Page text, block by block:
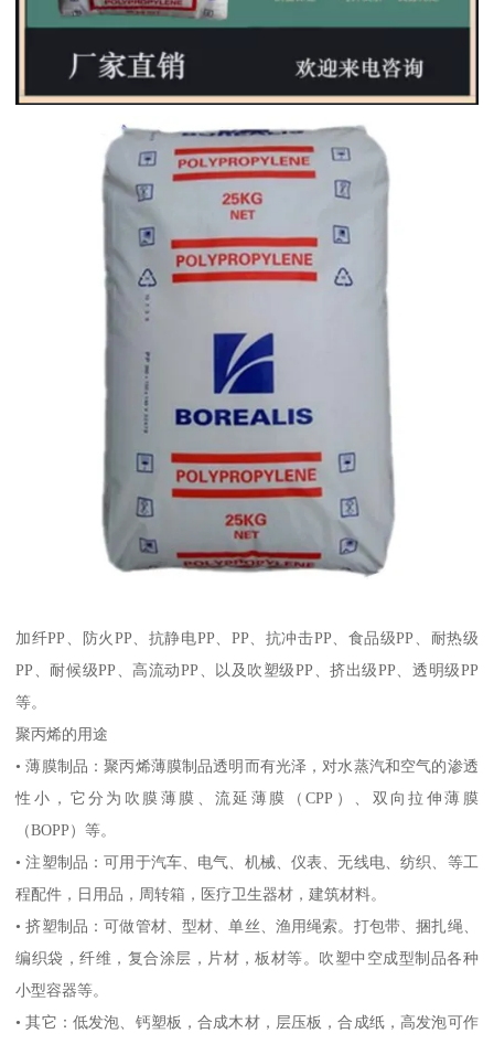
加纤PP 、防火 PP 、抗静电PP PP 、抗冲击PP 、食品级PP 、耐热级
PP 、耐候级PP 、高流动PP 、以及吹塑级PP 、挤出级PP 、透明级PP
等。
聚丙烯的用途
•薄膜制品：聚丙烯薄膜制品透明而有光泽，对水蒸汽和空气的渗透
性小，它分为吹膜薄膜、流延薄膜（CPP ）、双向拉伸薄膜
（BOPP ）等。
•注塑制品：可用于汽车、电气、机械、仪表、无线电、纺织、等工
程配件，日用品，周转箱，医疗卫生器材，建筑材料。
•挤塑制品：可做管材、型材、单丝、渔用绳索。打包带、捆扎绳、
编织袋，纤维，复合涂层，片材，板材等。吹塑中空成型制品各种
小型容器等。
•其它：低发泡、钙塑板，合成木材，层压板，合成纸，高发泡可作